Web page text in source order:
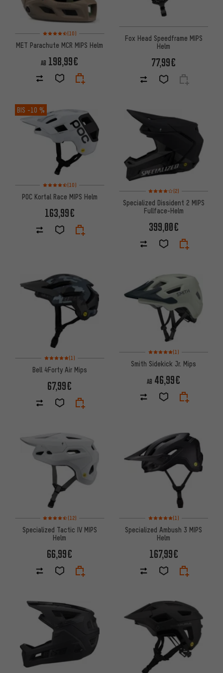
Bewertungen: 4,5 von 5 basierend auf 10 Bewertungen
(10)
MET Parachute MCR MIPS Helm
AB 198,99€
Fox Head Speedframe MIPS
Helm
77,99€
BIS -10 %
Bewertungen: 4,5 von 5 basierend auf 10 Bewertungen
(10)
POC Kortal Race MIPS Helm
163,99€
Bewertungen: 4 von 5
(2)
Specialized Dissident 2 MIPS
Fullface-Helm
399,00€
Bewertungen: 5 von 5 basierend auf 1 Bewertungen
(1)
Bell 4Forty Air Mips
67,99€
Bewertungen: 5 von 5
(1)
Smith Sidekick Jr. Mips
AB 46,99€
Bewertungen: 4,5 von 5 basierend auf 12 Bewertungen
(12)
Specialized Tactic IV MIPS
Helm
66,99€
Bewertungen: 5 von 5
(1)
Specialized Ambush 3 MIPS
Helm
167,99€